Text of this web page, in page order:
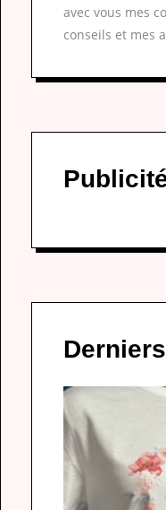
avec vous mes
conseils et mes